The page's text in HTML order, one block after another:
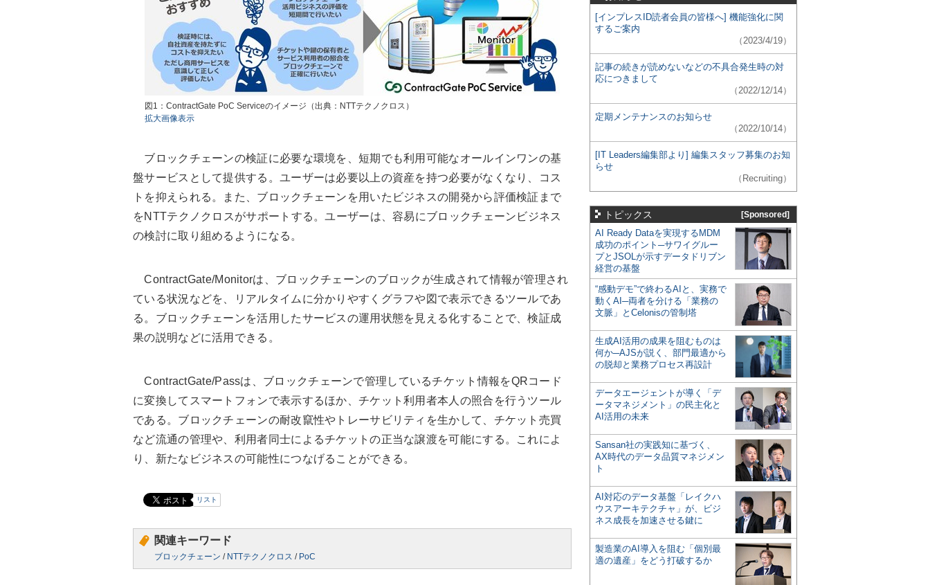
図1：ContractGate PoC Serviceのイメージ（出典：NTTテクノクロス）
拡大画像表示
ブロックチェーンの検証に必要な環境を、短期でも利用可能なオールインワンの基
盤サービスとして提供する。ユーザーは必要以上の資産を持つ必要がなくなり、コス
トを抑えられる。また、ブロックチェーンを用いたビジネスの開発から評価検証まで
をNTTテクノクロスがサポートする。ユーザーは、容易にブロックチェーンビジネス
の検討に取り組めるようになる。
ContractGate/Monitorは、ブロックチェーンのブロックが生成されて情報が管理され
ている状況などを、リアルタイムに分かりやすくグラフや図で表示できるツールであ
る。ブロックチェーンを活用したサービスの運用状態を見える化することで、検証成
果の説明などに活用できる。
ContractGate/Passは、ブロックチェーンで管理しているチケット情報をQRコード
に変換してスマートフォンで表示するほか、チケット利用者本人の照合を行うツール
である。ブロックチェーンの耐改竄性やトレーサビリティを生かして、チケット売買
など流通の管理や、利用者同士によるチケットの正当な譲渡を可能にする。これによ
り、新たなビジネスの可能性につなげることができる。
リスト
関連キーワード
ブロックチェーン / NTTテクノクロス / PoC
[インプレスID読者会員の皆様へ] 機能強化に関
するご案内
（2023/4/19）
記事の続きが読めないなどの不具合発生時の対
応につきまして
（2022/12/14）
定期メンテナンスのお知らせ
（2022/10/14）
[IT Leaders編集部より] 編集スタッフ募集のお知
らせ
（Recruiting）
トピックス [Sponsored]
AI Ready Dataを実現するMDM
成功のポイント─サワイグルー
プとJSOLが示すデータドリブン
経営の基盤
“感動デモ”で終わるAIと、実務で
動くAI─両者を分ける「業務の
文脈」とCelonisの管制塔
生成AI活用の成果を阻むものは
何か─AJSが説く、部門最適から
の脱却と業務プロセス再設計
データエージェントが導く「デ
ータマネジメント」の民主化と
AI活用の未来
Sansan社の実践知に基づく、
AX時代のデータ品質マネジメン
ト
AI対応のデータ基盤「レイクハ
ウスアーキテクチャ」が、ビジ
ネス成長を加速させる鍵に
製造業のAI導入を阻む「個別最
適の遺産」をどう打破するか